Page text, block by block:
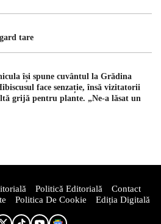
tare
își spune cuvântul la Grădina
face senzație, însă vizitatorii
grijă pentru plante. „Ne-a lăsat un
Politică Editorială
Contact
Politica De Cookie Ediția Digitală